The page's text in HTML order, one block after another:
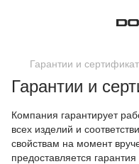
Гарантии и
Гарантии и
Компания гарантирует
всех изделий и
свойствам на момент
предоставляется